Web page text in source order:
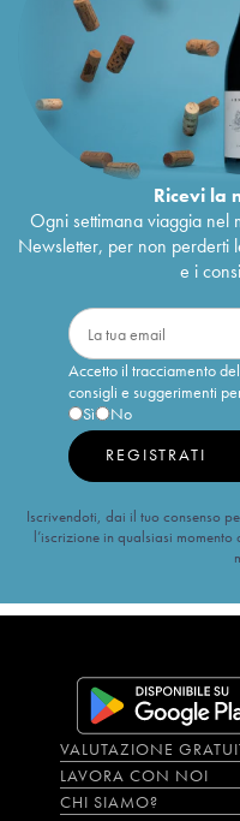
Ricevi la
Ogni settimana viaggia nel
Newsletter, per non perderti
e i
Accetto il tracciamento
consigli e suggerimenti
Sì
No
REGISTRATI
Iscrivendoti, dai il tuo consenso
l’iscrizione in qualsiasi
VALUTAZIONE
LAVORA CON NOI
CHI SIAMO?